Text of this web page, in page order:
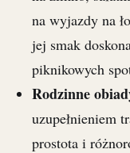
na wyjazdy na
jej smak
piknikowych
Rodzinne
uzupełnieniem
prostota i